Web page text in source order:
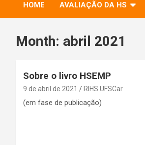
HOME AVALIAÇÃO DA HS
Month: abril 2021
Sobre o livro HSEMP
9 de abril de 2021 RIHS UFSCar
(em fase de publicação)